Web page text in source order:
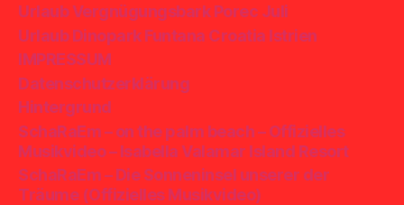
Urlaub Vergnügungsbark Porec Juli
Urlaub Dinopark Funtana Croatia Istrien
IMPRESSUM
Datenschutzerklärung
Hintergrund
SchaRaEm – on the palm beach – Offizielles
Musikvideo – Isabella Valamar Island Resort
SchaRaEm – Die Sonneninsel unserer der
Träume (Offizielles Musikvideo)